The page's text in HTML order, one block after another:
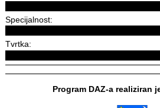
Specijalnost:
Tvrtka:
Program DAZ-a realiziran